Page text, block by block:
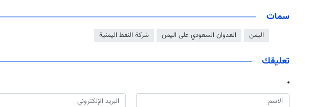
سمات
اليمن العدوان السعودي على اليمن شركة النفط اليمنية
تعليقك